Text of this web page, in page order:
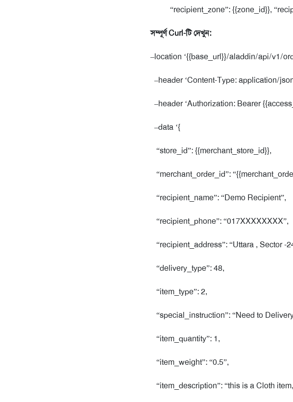
“recipient_zone”: {{zone_id}},
সম্পূর্ণ Curl-টি দেখুন:
–location ‘{{base_url}}/aladdin/api/v1/
–header ‘Content-Type: application/
–header ‘Authorization: Bearer
–data ‘{
“store_id”: {{merchant_store_id}},
“merchant_order_id”:
“recipient_name”: “Demo Recipient”,
“recipient_phone”: “017XXXXXXXX”,
“recipient_address”: “Uttara , Sector -
“delivery_type”: 48,
“item_type”: 2,
“special_instruction”: “Need to
“item_quantity”: 1,
“item_weight”: “0.5”,
“item_description”: “this is a Cloth